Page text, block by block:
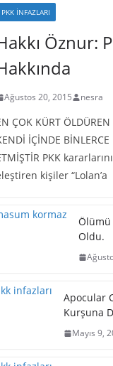
PKK İNFAZLARI
Öznur:
Ağustos 20, 2015 nesra
ÇOK KÜRT
İÇİNDE
PKK
kişiler “Lolan’a
Ölümü
Oldu.
Apocular
Kurşuna
Mayıs 9,